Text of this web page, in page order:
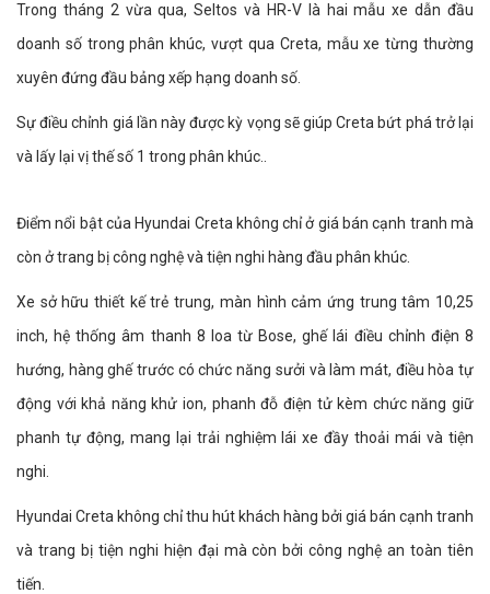
Trong tháng 2 vừa qua, Seltos và HR-V là hai mẫu xe dẫn đầu
doanh số trong phân khúc, vượt qua Creta, mẫu xe từng thường
xuyên đứng đầu bảng xếp hạng doanh số.
Sự điều chỉnh giá lần này được kỳ vọng sẽ giúp Creta bứt phá trở lại
và lấy lại vị thế số 1 trong phân khúc..
Điểm nổi bật của Hyundai Creta không chỉ ở giá bán cạnh tranh mà
còn ở trang bị công nghệ và tiện nghi hàng đầu phân khúc.
Xe sở hữu thiết kế trẻ trung, màn hình cảm ứng trung tâm 10,25
inch, hệ thống âm thanh 8 loa từ Bose, ghế lái điều chỉnh điện 8
hướng, hàng ghế trước có chức năng sưởi và làm mát, điều hòa tự
động với khả năng khử ion, phanh đỗ điện tử kèm chức năng giữ
phanh tự động, mang lại trải nghiệm lái xe đầy thoải mái và tiện
nghi.
Hyundai Creta không chỉ thu hút khách hàng bởi giá bán cạnh tranh
và trang bị tiện nghi hiện đại mà còn bởi công nghệ an toàn tiên
tiến.